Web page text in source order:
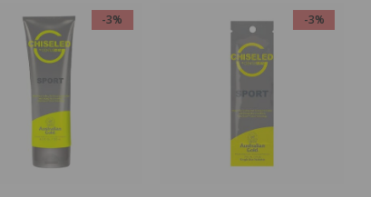
-3% -3%